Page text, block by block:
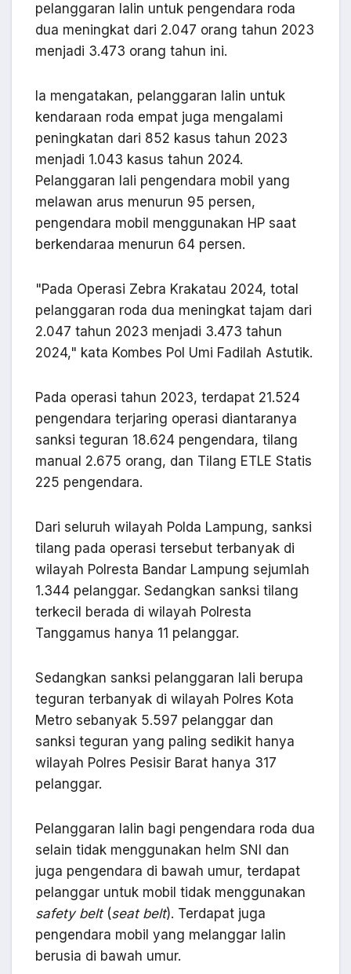
pelanggaran lalin untuk pengendara roda
dua meningkat dari 2.047 orang tahun 2023
menjadi 3.473 orang tahun ini.
Ia mengatakan, pelanggaran lalin untuk
kendaraan roda empat juga mengalami
peningkatan dari 852 kasus tahun 2023
menjadi 1.043 kasus tahun 2024.
Pelanggaran lali pengendara mobil yang
melawan arus menurun 95 persen,
pengendara mobil menggunakan HP saat
berkendaraa menurun 64 persen.
"Pada Operasi Zebra Krakatau 2024, total
pelanggaran roda dua meningkat tajam dari
2.047 tahun 2023 menjadi 3.473 tahun
2024," kata Kombes Pol Umi Fadilah Astutik.
Pada operasi tahun 2023, terdapat 21.524
pengendara terjaring operasi diantaranya
sanksi teguran 18.624 pengendara, tilang
manual 2.675 orang, dan Tilang ETLE Statis
225 pengendara.
Dari seluruh wilayah Polda Lampung, sanksi
tilang pada operasi tersebut terbanyak di
wilayah Polresta Bandar Lampung sejumlah
1.344 pelanggar. Sedangkan sanksi tilang
terkecil berada di wilayah Polresta
Tanggamus hanya 11 pelanggar.
Sedangkan sanksi pelanggaran lali berupa
teguran terbanyak di wilayah Polres Kota
Metro sebanyak 5.597 pelanggar dan
sanksi teguran yang paling sedikit hanya
wilayah Polres Pesisir Barat hanya 317
pelanggar.
Pelanggaran lalin bagi pengendara roda dua
selain tidak menggunakan helm SNI dan
juga pengendara di bawah umur, terdapat
pelanggar untuk mobil tidak menggunakan
safety belt(seat belt). Terdapat juga
pengendara mobil yang melanggar lalin
berusia di bawah umur.